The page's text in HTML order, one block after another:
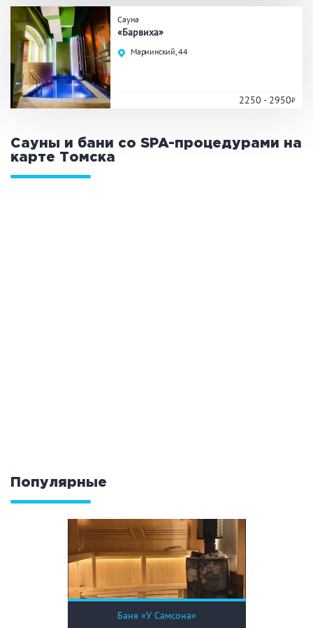
Общие
Круглосуточно
Общественные бани
Банный комплекс
Аква-зона
Удобства
На берегу водоема
Собственная парковка
WI-FI
Детская комната
Сеновал
Сауна
«Барвиха»
Мариинский, 44
2250 - 2950
Сауны и бани со SPA-процедурами на
карте Томска
Популярные
Баня «У Самсона»